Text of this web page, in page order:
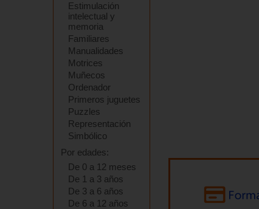
Estimulación
intelectual y
memoria
Familiares
Manualidades
Motrices
Muñecos
Ordenador
Primeros juguetes
Puzzles
Representación
Simbólico
Por edades:
De 0 a 12 meses
De 1 a 3 años
De 3 a 6 años
De 6 a 12 años